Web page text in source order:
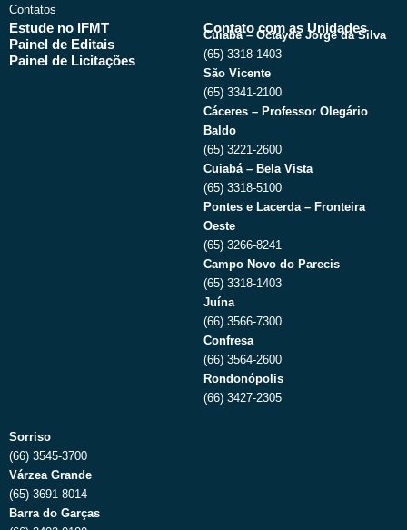
Contatos
Estude no IFMT
Painel de Editais
Painel de Licitações
Contato com as Unidades
Cuiabá – Octayde Jorge da Silva
(65) 3318-1403
São Vicente
(65) 3341-2100
Cáceres – Professor Olegário
Baldo
(65) 3221-2600
Cuiabá – Bela Vista
(65) 3318-5100
Pontes e Lacerda – Fronteira
Oeste
(65) 3266-8241
Campo Novo do Parecis
(65) 3318-1403
Juína
(66) 3566-7300
Confresa
(66) 3564-2600
Rondonópolis
(66) 3427-2305
Sorriso
(66) 3545-3700
Várzea Grande
(65) 3691-8014
Barra do Garças